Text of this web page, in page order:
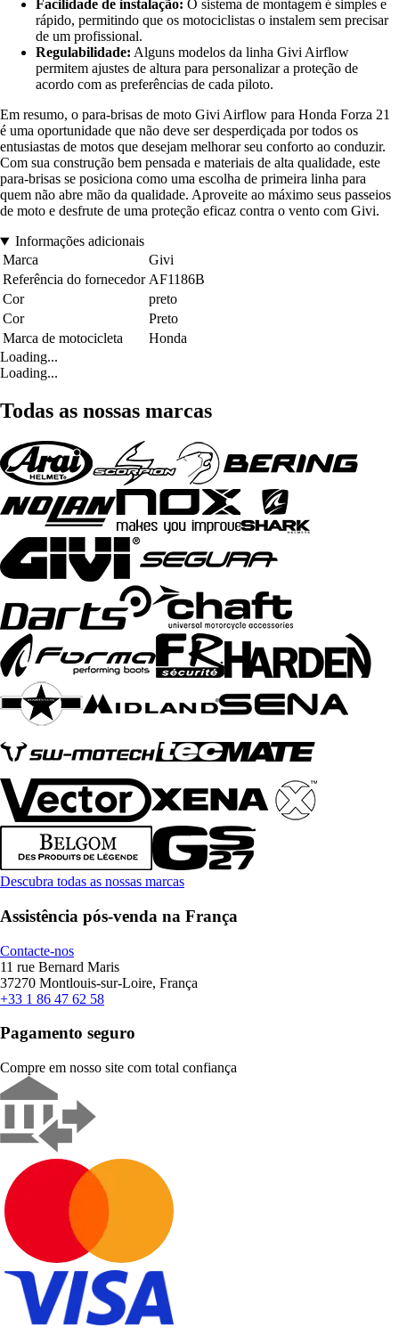
Facilidade de instalação: O sistema de montagem é simples e
rápido, permitindo que os motociclistas o instalem sem precisar
de um profissional.
Regulabilidade: Alguns modelos da linha Givi Airflow
permitem ajustes de altura para personalizar a proteção de
acordo com as preferências de cada piloto.
Em resumo, o para-brisas de moto Givi Airflow para Honda Forza 21
é uma oportunidade que não deve ser desperdiçada por todos os
entusiastas de motos que desejam melhorar seu conforto ao conduzir.
Com sua construção bem pensada e materiais de alta qualidade, este
para-brisas se posiciona como uma escolha de primeira linha para
quem não abre mão da qualidade. Aproveite ao máximo seus passeios
de moto e desfrute de uma proteção eficaz contra o vento com Givi.
Informações adicionais
Marca
Givi
Referência do fornecedor AF1186B
Cor
preto
Cor
Preto
Marca de motocicleta
Honda
Loading...
Loading...
Todas as nossas marcas
Descubra todas as nossas marcas
Assistência pós-venda na França
Contacte-nos
11 rue Bernard Maris
37270 Montlouis-sur-Loire, França
+33 1 86 47 62 58
Pagamento seguro
Compre em nosso site com total confiança